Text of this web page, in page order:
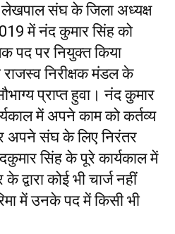
लेखपाल संघ के जिला अध्यक्ष
में नंद कुमार सिंह को
पद पर नियुक्त किया
राजस्व निरीक्षक मंडल के
प्राप्त हुवा। नंद कुमार
में अपने काम को कर्तव्य
अपने संघ के लिए निरंतर
सिंह के पूरे कार्यकाल में
द्वारा कोई भी चार्ज नहीं
में उनके पद में किसी भी